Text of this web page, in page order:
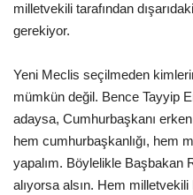
milletvekili tarafından
gerekiyor.
Yeni Meclis seçilmeden
mümkün değil. Bence Tayyip
adaysa, Cumhurbaşkanı
hem cumhurbaşkanlığı, hem
yapalım. Böylelikle Başbakan
alıyorsa alsın. Hem